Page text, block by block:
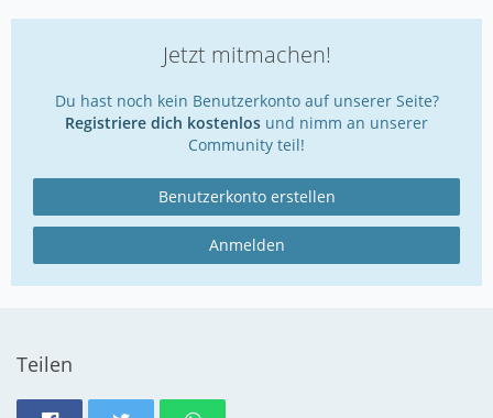
Jetzt mitmachen!
Du hast noch kein Benutzerkonto auf unserer Seite?
Registriere dich kostenlos und nimm an unserer
Community teil!
Benutzerkonto erstellen
Anmelden
Teilen